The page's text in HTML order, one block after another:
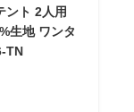
ント 2人用
生地 ワンタ
TN